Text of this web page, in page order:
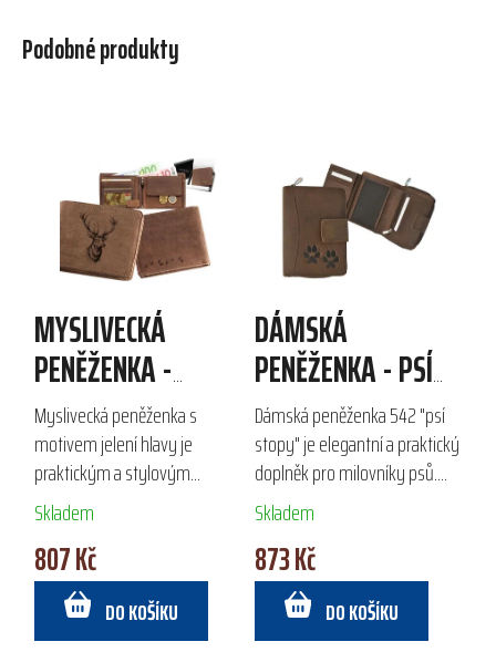
Podobné produkty
MYSLIVECKÁ
PENĚŽENKA -
JELENÍ HLAVA
Myslivecká peněženka s
motivem jelení hlavy je
praktickým a stylovým
doplňkem, vyrobeným z
kvalitní broušené hovězí kůže.
Nabízí dostatek prostoru pro
bankovky, karty a doklady,...
Skladem
807 Kč
DO KOŠÍKU
DÁMSKÁ
PENĚŽENKA - PSÍ
STOPY
Dámská peněženka 542 "psí
stopy" je elegantní a praktický
doplněk pro milovníky psů.
Vyrobena z kvalitní broušené
hovězí kůže, nabízí dostatek
prostoru s velkou přihrádkou
na...
Skladem
873 Kč
DO KOŠÍKU